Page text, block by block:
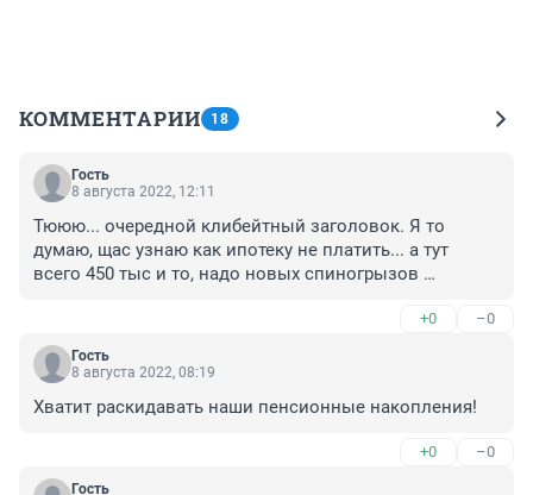
КОММЕНТАРИИ 18
Гость
8 августа 2022, 12:11
Тююю... очередной клибейтный заголовок. Я то
думаю, щас узнаю как ипотеку не платить... а тут
всего 450 тыс и то, надо новых спиногрызов
+0 –0
Гость
8 августа 2022, 08:19
Хватит раскидавать наши пенсионные накопления!
+0 –0
Гость